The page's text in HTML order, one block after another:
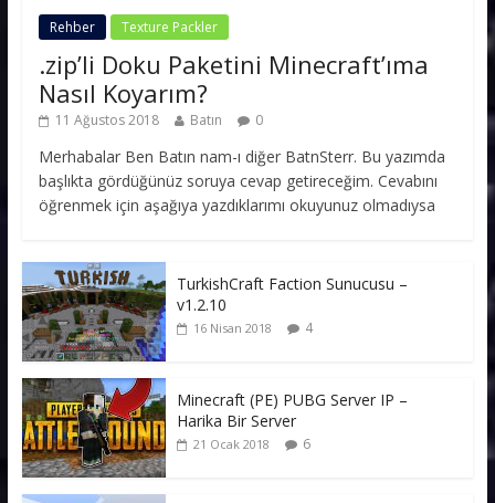
Rehber Texture Packler
.zip’li Doku Paketini Minecraft’ıma
Nasıl Koyarım?
11 Ağustos 2018 Batın 0
Merhabalar Ben Batın nam-ı diğer BatnSterr. Bu yazımda
başlıkta gördüğünüz soruya cevap getireceğim. Cevabını
öğrenmek için aşağıya yazdıklarımı okuyunuz olmadıysa
TurkishCraft Faction Sunucusu –
v1.2.10
16 Nisan 2018 4
Minecraft (PE) PUBG Server IP –
Harika Bir Server
21 Ocak 2018 6